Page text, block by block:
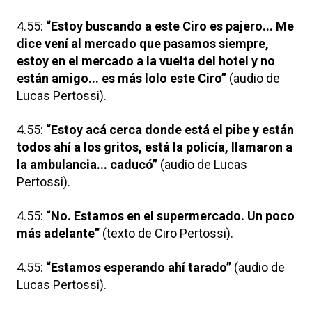
4.55: “Estoy buscando a este Ciro es pajero... Me
dice vení al mercado que pasamos siempre,
estoy en el mercado a la vuelta del hotel y no
están amigo... es más lolo este Ciro” (audio de
Lucas Pertossi).
4.55: “Estoy acá cerca donde está el pibe y están
todos ahí a los gritos, está la policía, llamaron a
la ambulancia... caducó” (audio de Lucas
Pertossi).
4.55: “No. Estamos en el supermercado. Un poco
más adelante” (texto de Ciro Pertossi).
4.55: “Estamos esperando ahí tarado” (audio de
Lucas Pertossi).